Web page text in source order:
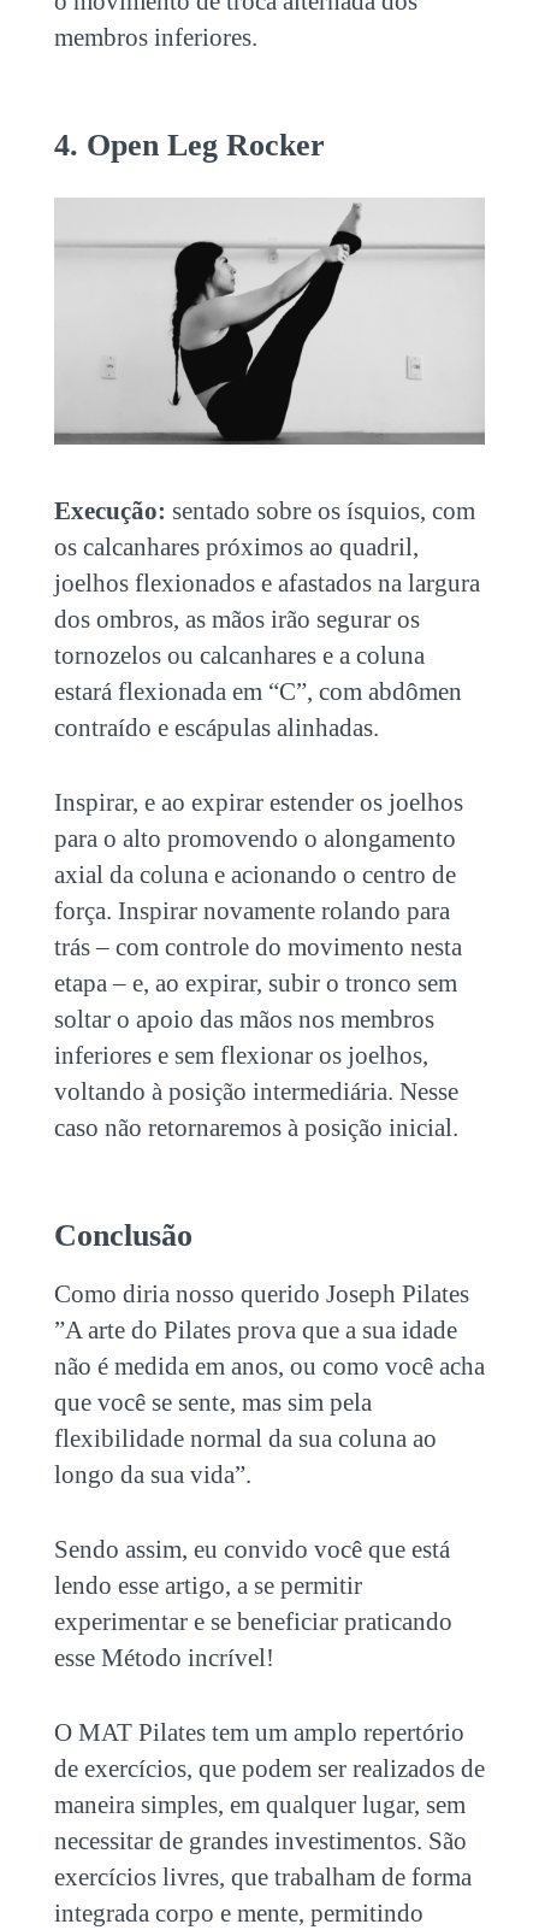
membros inferiores.
4. Open Leg Rocker
Execução: sentado sobre os ísquios, com
os calcanhares próximos ao quadril,
joelhos flexionados e afastados na largura
dos ombros, as mãos irão segurar os
tornozelos ou calcanhares e a coluna
estará flexionada em “C”, com abdômen
contraído e escápulas alinhadas.
Inspirar, e ao expirar estender os joelhos
para o alto promovendo o alongamento
axial da coluna e acionando o centro de
força. Inspirar novamente rolando para
trás – com controle do movimento nesta
etapa – e, ao expirar, subir o tronco sem
soltar o apoio das mãos nos membros
inferiores e sem flexionar os joelhos,
voltando à posição intermediária. Nesse
caso não retornaremos à posição inicial.
Conclusão
Como diria nosso querido Joseph Pilates
”A arte do Pilates prova que a sua idade
não é medida em anos, ou como você acha
que você se sente, mas sim pela
flexibilidade normal da sua coluna ao
longo da sua vida”.
Sendo assim, eu convido você que está
lendo esse artigo, a se permitir
experimentar e se beneficiar praticando
esse Método incrível!
O MAT Pilates tem um amplo repertório
de exercícios, que podem ser realizados de
maneira simples, em qualquer lugar, sem
necessitar de grandes investimentos. São
exercícios livres, que trabalham de forma
integrada corpo e mente, permitindo